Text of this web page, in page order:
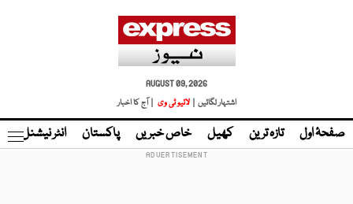
AUGUST 09, 2026
اشتہار لگائیں |
لائیو ٹی وی | آج کا اخبار
صفحۂ اول تازہ ترین کھیل خاص خبریں پاکستان انٹر نیشنل